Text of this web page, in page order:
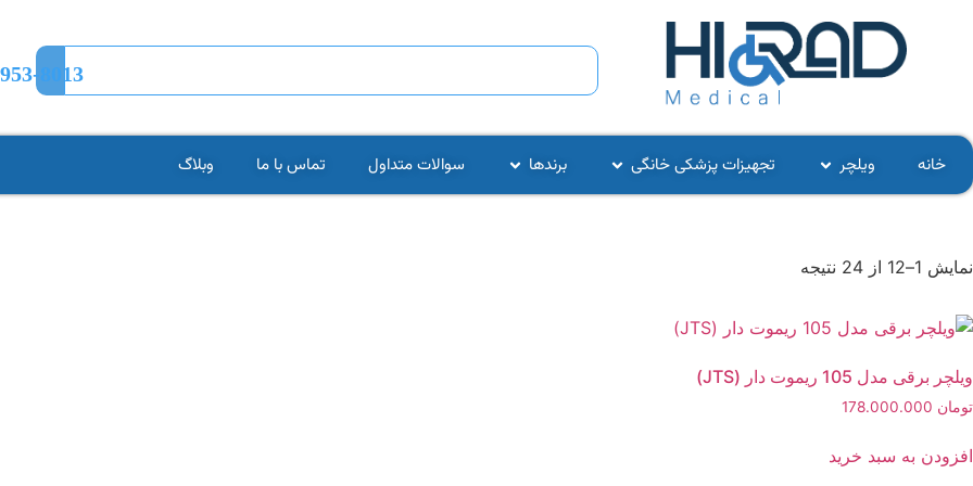
8013
خانه ویلچر تجهیزات پزشکی خانگی برندها سوالات متداول تماس با ما وبلاگ
نمایش 1–12 از 24 نتیجه
ویلچر برقی مدل 105 ریموت دار (JTS)
تومان
افزودن به سبد خرید